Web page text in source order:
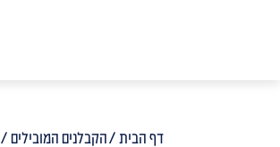
דף הבית /הקבלנים המובילים /